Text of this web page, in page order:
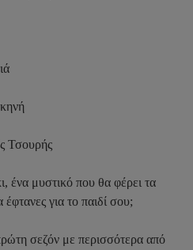
Τσουρής
ένα μυστικό που θα φέρει τα
για το παιδί σου;
σεζόν με περισσότερα από